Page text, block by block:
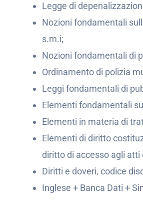
Legge di
Nozioni fondamentali
s.m.i;
Nozioni fondamentali di
Ordinamento di polizia
Leggi fondamentali di
Elementi fondamentali
Elementi in materia di
Elementi di diritto
diritto di accesso agli atti
Diritti e doveri, codice
Inglese + Banca Dati +